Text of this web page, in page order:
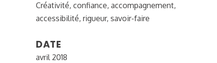
Créativité, confiance, accompagnement,
accessibilité, rigueur, savoir-faire
DATE
avril 2018